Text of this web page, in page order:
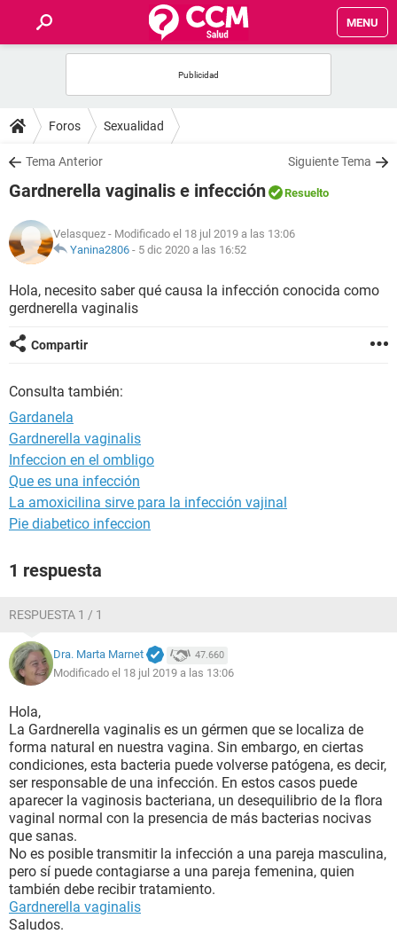
MENU
FOROS
SALUD
NUTRICIÓN
BIENESTAR
SEXUALIDAD
GLOSARIO
Foros Sexualidad
Tema Anterior Siguiente Tema
Gardnerella vaginalis e infección Resuelto
Velasquez - Modificado el 18 jul 2019 a las 13:06
Yanina2806 - 5 dic 2020 a las 16:52
Hola, necesito saber qué causa la infección conocida como
gerdnerella vaginalis
Compartir
Consulta también:
Gardanela
Gardnerella vaginalis
Infeccion en el ombligo
Que es una infección
La amoxicilina sirve para la infección vajinal
Pie diabetico infeccion
1 respuesta
RESPUESTA 1 / 1
Dra. Marta Marnet 47.660
Modificado el 18 jul 2019 a las 13:06
Hola,
La Gardnerella vaginalis es un gérmen que se localiza de
forma natural en nuestra vagina. Sin embargo, en ciertas
condiciones, esta bacteria puede volverse patógena, es decir,
ser responsable de una infección. En estos casos puede
aparecer la vaginosis bacteriana, un desequilibrio de la flora
vaginal normal con la presencia de más bacterias nocivas
que sanas.
No es posible transmitir la infección a una pareja masculina,
pero sí puede contagiarse a una pareja femenina, quien
también debe recibir tratamiento.
Gardnerella vaginalis
Saludos.